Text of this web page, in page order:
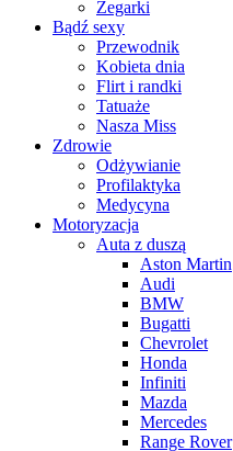
Zegarki
Bądź sexy
Przewodnik
Kobieta dnia
Flirt i randki
Tatuaże
Nasza Miss
Zdrowie
Odżywianie
Profilaktyka
Medycyna
Motoryzacja
Auta z duszą
Aston Martin
Audi
BMW
Bugatti
Chevrolet
Honda
Infiniti
Mazda
Mercedes
Range Rover